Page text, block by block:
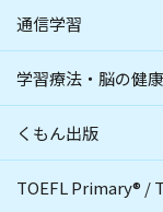
通信学習
学習療法・脳の健
くもん出版
TOEFL Primary® /